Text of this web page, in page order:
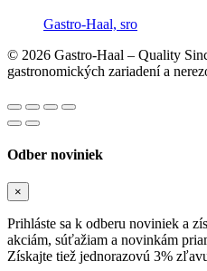
Gastro-Haal, sro
© 2026 Gastro-Haal – Quality
gastronomických zariadení a
Odber noviniek
×
Prihláste sa k odberu noviniek a
akciám, súťažiam a novinkám
Získajte tiež jednorazovú 3%